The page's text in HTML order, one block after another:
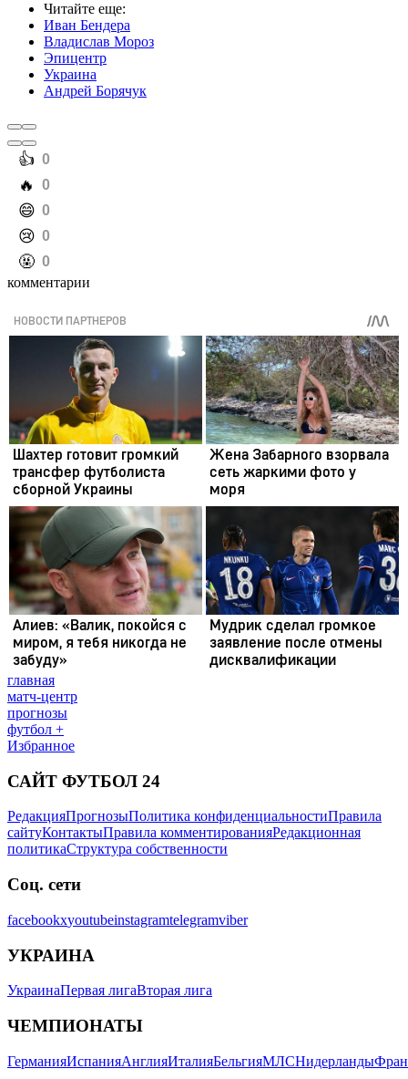
Читайте еще:
Иван Бендера
Владислав Мороз
Эпицентр
Украина
Андрей Борячук
️👍 0
️🔥 0
️😄 0
️😢 0
️🤬 0
комментарии
главная
матч-центр
прогнозы
футбол +
Избранное
САЙТ ФУТБОЛ 24
РедакцияПрогнозыПолитика конфиденциальностиПравила
сайтуКонтактыПравила комментированияРедакционная
политикаСтруктура собственности
Соц. сети
facebookxyoutubeinstagramtelegramviber
УКРАИНА
УкраинаПервая лигаВторая лига
ЧЕМПИОНАТЫ
ГерманияИспанияАнглияИталияБельгияМЛСНидерланды